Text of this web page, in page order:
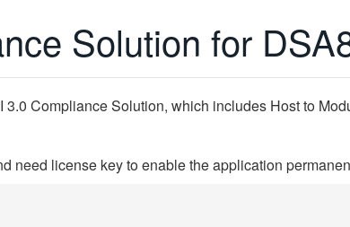
Solution for
Compliance Solution, which includes Host to
need license key to enable the application